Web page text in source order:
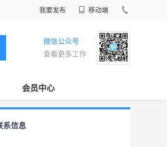
我要发布 移动端
微信公众号
查看更多工作
会员中心
系信息